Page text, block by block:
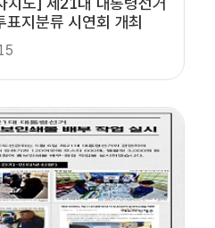
표지분류 시연회 개최